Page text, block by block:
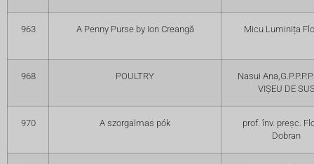
963 A Penny Purse by Ion Creangă Micu Luminița
968 POULTRY
Nasui
VIȘEU DE
970 A szorgalmas pók
prof. înv. preșc.
Dobran